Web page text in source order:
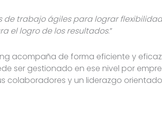
de trabajo ágiles para lograr
el logro de los resultados.”
acompaña de forma eficiente y
ser gestionado en ese nivel por
y un liderazgo orientado